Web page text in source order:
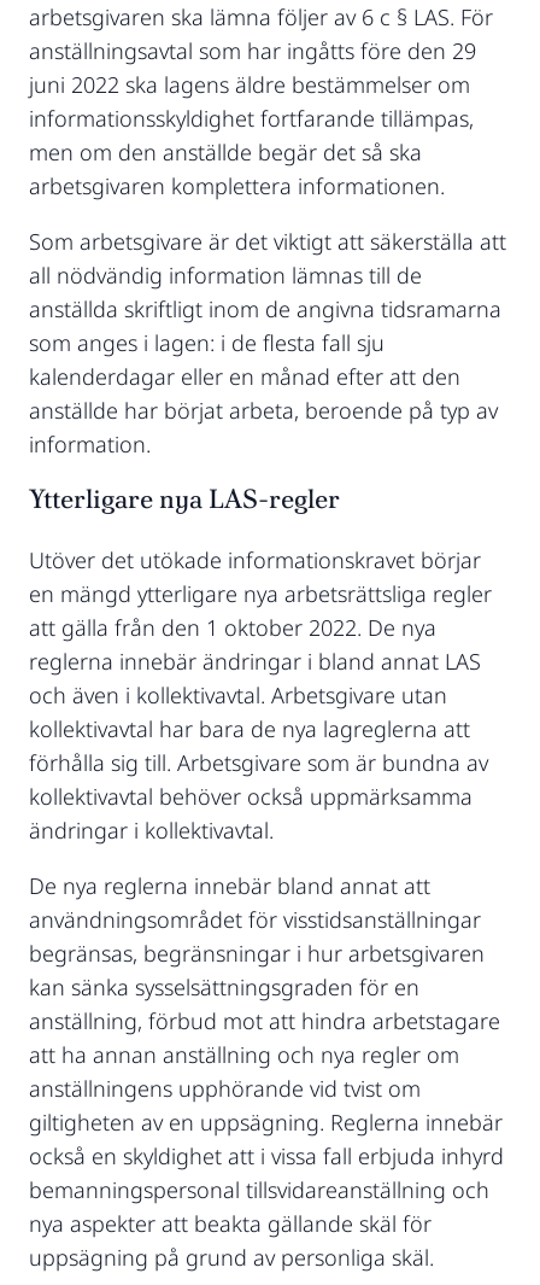
arbetsgivaren ska lämna följer av 6 c § LAS. För
anställningsavtal som har ingåtts före den 29
juni 2022 ska lagens äldre bestämmelser om
informationsskyldighet fortfarande tillämpas,
men om den anställde begär det så ska
arbetsgivaren komplettera informationen.
Som arbetsgivare är det viktigt att säkerställa att
all nödvändig information lämnas till de
anställda skriftligt inom de angivna tidsramarna
som anges i lagen: i de flesta fall sju
kalenderdagar eller en månad efter att den
anställde har börjat arbeta, beroende på typ av
information.
Ytterligare nya LAS-regler
Utöver det utökade informationskravet börjar
en mängd ytterligare nya arbetsrättsliga regler
att gälla från den 1 oktober 2022. De nya
reglerna innebär ändringar i bland annat LAS
och även i kollektivavtal. Arbetsgivare utan
kollektivavtal har bara de nya lagreglerna att
förhålla sig till. Arbetsgivare som är bundna av
kollektivavtal behöver också uppmärksamma
ändringar i kollektivavtal.
De nya reglerna innebär bland annat att
användningsområdet för visstidsanställningar
begränsas, begränsningar i hur arbetsgivaren
kan sänka sysselsättningsgraden för en
anställning, förbud mot att hindra arbetstagare
att ha annan anställning och nya regler om
anställningens upphörande vid tvist om
giltigheten av en uppsägning. Reglerna innebär
också en skyldighet att i vissa fall erbjuda inhyrd
bemanningspersonal tillsvidareanställning och
nya aspekter att beakta gällande skäl för
uppsägning på grund av personliga skäl.